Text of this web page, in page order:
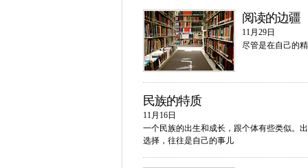
阅读的边疆
11月29日
尽管是在自己的
民族的特质
11月16日
一个民族的出生和成长，跟个体有些类似。
选择，往往是自己的事儿